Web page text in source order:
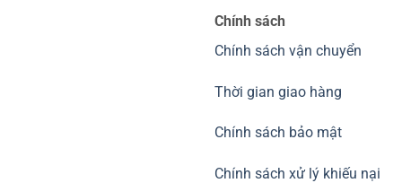
Chính sách
Chính sách vận chuyển
Thời gian giao hàng
Chính sách bảo mật
Chính sách xử lý khiếu nại